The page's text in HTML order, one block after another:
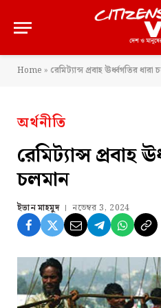
Home » রেমিট্যান্স প্রবাহ ঊর্ধ্বগতির ধারা
অর্থনীতি
রেমিট্যান্স প্রবাহ
চলমান
ইভান মাহমুদ নভেম্বর 3, 2024